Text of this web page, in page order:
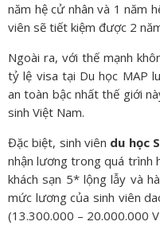
năm hệ cử nhân và 1 năm
viên sẽ tiết kiệm được 2
Ngoài ra, với thế mạnh
tỷ lệ visa tại Du học MAP
an toàn bậc nhất thế giới
sinh Việt Nam.
Đặc biệt, sinh viên du học
nhận lương trong quá trình
khách sạn 5* lộng lẫy và
mức lương của sinh viên
(13.300.000 – 20.000.000